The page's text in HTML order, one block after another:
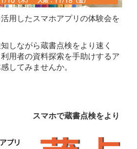
用したスマホアプリの体験会を
しながら蔵書点検をより速く
利用者の資料探索を手助けするア
してみませんか。
書点検をより